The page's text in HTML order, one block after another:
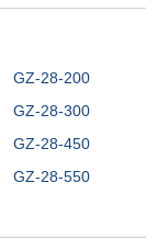
GZ-28-200
GZ-28-300
GZ-28-450
GZ-28-550